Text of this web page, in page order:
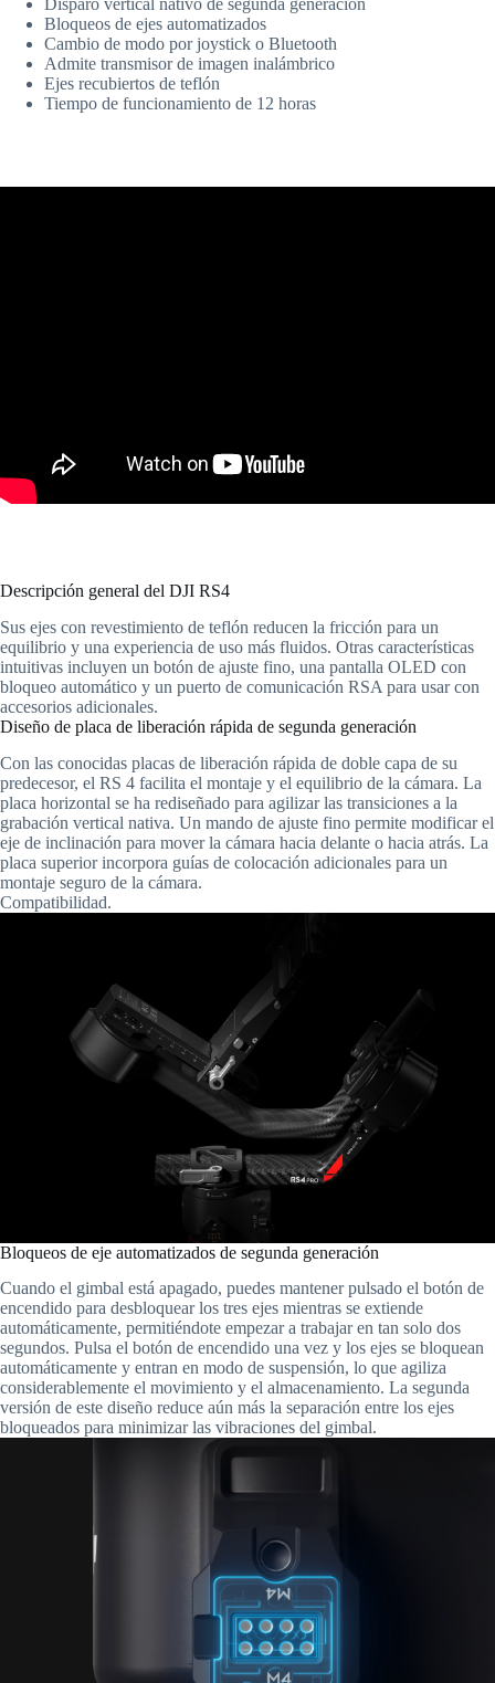
Disparo vertical nativo de segunda generación
Bloqueos de ejes automatizados
Cambio de modo por joystick o Bluetooth
Admite transmisor de imagen inalámbrico
Ejes recubiertos de teflón
Tiempo de funcionamiento de 12 horas
Descripción general del DJI RS4
Sus ejes con revestimiento de teflón reducen la fricción para un
equilibrio y una experiencia de uso más fluidos. Otras características
intuitivas incluyen un botón de ajuste fino, una pantalla OLED con
bloqueo automático y un puerto de comunicación RSA para usar con
accesorios adicionales.
Diseño de placa de liberación rápida de segunda generación
Con las conocidas placas de liberación rápida de doble capa de su
predecesor, el RS 4 facilita el montaje y el equilibrio de la cámara. La
placa horizontal se ha rediseñado para agilizar las transiciones a la
grabación vertical nativa. Un mando de ajuste fino permite modificar el
eje de inclinación para mover la cámara hacia delante o hacia atrás. La
placa superior incorpora guías de colocación adicionales para un
montaje seguro de la cámara.
Compatibilidad.
Bloqueos de eje automatizados de segunda generación
Cuando el gimbal está apagado, puedes mantener pulsado el botón de
encendido para desbloquear los tres ejes mientras se extiende
automáticamente, permitiéndote empezar a trabajar en tan solo dos
segundos. Pulsa el botón de encendido una vez y los ejes se bloquean
automáticamente y entran en modo de suspensión, lo que agiliza
considerablemente el movimiento y el almacenamiento. La segunda
versión de este diseño reduce aún más la separación entre los ejes
bloqueados para minimizar las vibraciones del gimbal.